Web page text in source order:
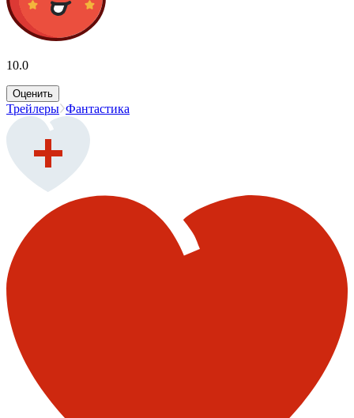
10.0
Оценить
Трейлеры Фантастика